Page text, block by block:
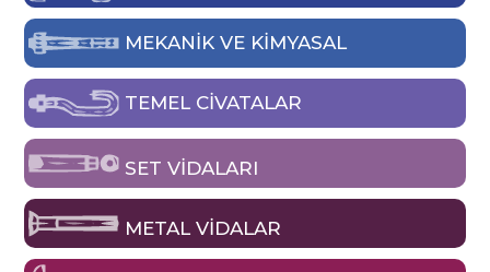
MEKANIK VE KIMYASAL
TEMEL CIVATALAR
SET VIDALARI
METAL VIDALAR